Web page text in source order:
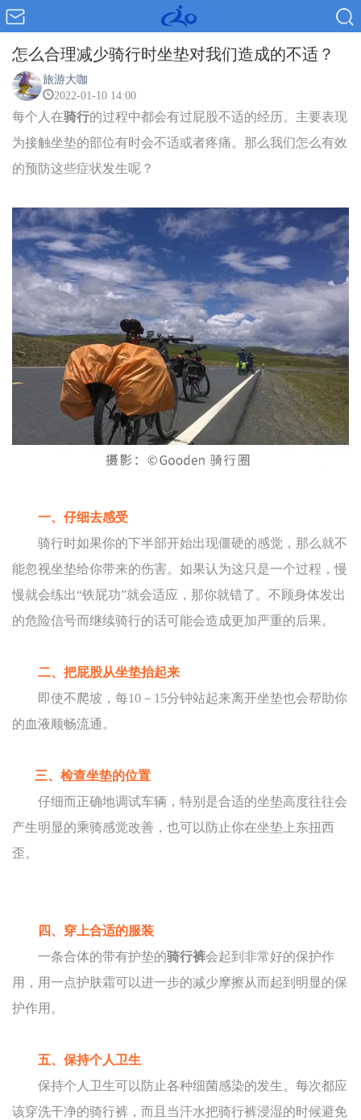
怎么合理减少骑行时坐垫对我们造成的不适？
旅游大咖
2022-01-10 14:00
每个人在骑行的过程中都会有过屁股不适的经历。主要表现
为接触坐垫的部位有时会不适或者疼痛。那么我们怎么有效
的预防这些症状发生呢？
一、仔细去感受
骑行时如果你的下半部开始出现僵硬的感觉，那么就不
能忽视坐垫给你带来的伤害。如果认为这只是一个过程，慢
慢就会练出“铁屁功”就会适应，那你就错了。不顾身体发出
的危险信号而继续骑行的话可能会造成更加严重的后果。
二、把屁股从坐垫抬起来
即使不爬坡，每10－15分钟站起来离开坐垫也会帮助你
的血液顺畅流通。
三、检查坐垫的位置
仔细而正确地调试车辆，特别是合适的坐垫高度往往会
产生明显的乘骑感觉改善，也可以防止你在坐垫上东扭西
歪。
四、穿上合适的服装
一条合体的带有护垫的骑行裤会起到非常好的保护作
用，用一点护肤霜可以进一步的减少摩擦从而起到明显的保
护作用。
五、保持个人卫生
保持个人卫生可以防止各种细菌感染的发生。每次都应
该穿洗干净的骑行裤，而且当汗水把骑行裤浸湿的时候避免